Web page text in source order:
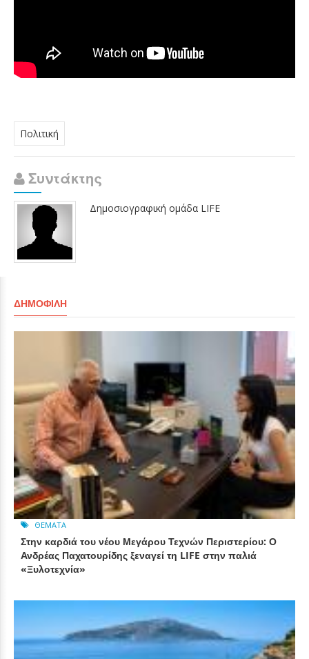
Πολιτική
Συντάκτης
Δημοσιογραφική ομάδα LIFE
ΔΗΜΟΦΙΛΉ
ΘΈΜΑΤΑ
Στην καρδιά του νέου Μεγάρου Τεχνών Περιστερίου: Ο
Ανδρέας Παχατουρίδης ξεναγεί τη LIFE στην παλιά
«Ξυλοτεχνία»